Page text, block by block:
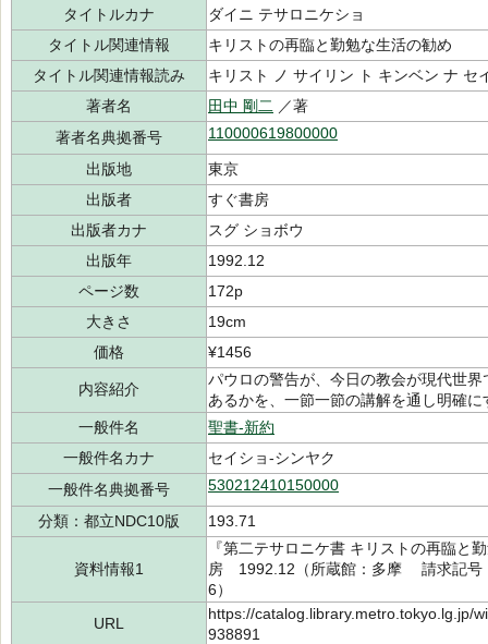
タイトルカナ
ダイニ テサロニケショ
タイトル関連情報
キリストの再臨と勤勉な生活の勧め
タイトル関連情報読み
キリスト ノ サイリン ト キンベン ナ セ
著者名
田中 剛二 ／著
著者名典拠番号
110000619800000
出版地
東京
出版者
すぐ書房
出版者カナ
スグ ショボウ
出版年
1992.12
ページ数
172p
大きさ
19cm
価格
¥1456
内容紹介
パウロの警告が、今日の教会が現代世
あるかを、一節一節の講解を通し明確に
一般件名
聖書-新約
一般件名カナ
セイショ-シンヤク
一般件名典拠番号
530212410150000
分類：都立NDC10版 193.71
資料情報1
『第二テサロニケ書 キリストの再臨
房 1992.12（所蔵館：多摩 請求記号
6）
URL
https://catalog.library.metro.tokyo.lg.jp/
938891